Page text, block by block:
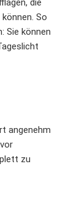
die
So
Sie können
angenehm
zu